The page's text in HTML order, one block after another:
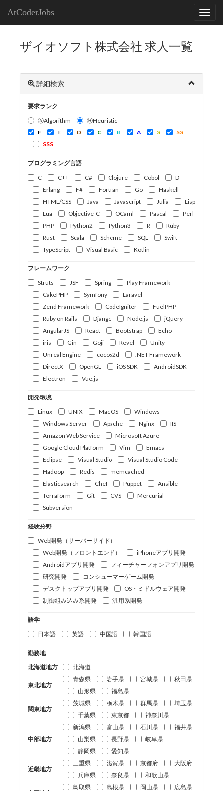
AtCoderJobs
ザイオソフト株式会社 求人一覧
詳細検索
要求ランク
ⒶAlgorithm
ⒽHeuristic
F
E D C B A S
SS
SSS
プログラミング言語
C
C++ C# Clojure Cobol
D
Erlang
F# Fortran Go
Haskell
HTML/CSS
Java Javascript Julia
Lisp
Lua
Objective-C OCaml Pascal
Perl
PHP
Python2 Python3 R
Ruby
Rust
Scala Scheme SQL
Swift
TypeScript
Visual Basic Kotlin
フレームワーク
Struts
JSF Spring
Play Framework
CakePHP
Symfony
Laravel
Zend Framework
CodeIgniter
FuelPHP
Ruby on Rails
Django Node.js
jQuery
AngularJS
React Bootstrap
Echo
iris
Gin Goji Revel
Unity
Unreal Engine
cocos2d
.NET Framework
DirectX
OpenGL iOS SDK
AndroidSDK
Electron
Vue.js
開発環境
Linux
UNIX Mac OS
Windows
Windows Server
Apache Nginx
IIS
Amazon Web Service
Microsoft Azure
Google Cloud Platform
Vim
Emacs
Eclipse
Visual Studio
Visual Studio Code
Hadoop
Redis
memcached
Elasticsearch
Chef Puppet
Ansible
Terraform
Git CVS
Mercurial
Subversion
経験分野
Web開発（サーバーサイド）
Web開発（フロントエンド）
iPhoneアプリ開発
Androidアプリ開発
フィーチャーフォンアプリ開発
研究開発
コンシューマーゲーム開発
デスクトップアプリ開発
OS・ミドルウェア開発
制御組み込み系開発
汎用系開発
語学
日本語
英語 中国語 韓国語
勤務地
北海道地方
北海道
東北地方
青森県 岩手県 宮城県
秋田県
山形県
福島県
関東地方
茨城県 栃木県 群馬県
埼玉県
千葉県
東京都 神奈川県
中部地方
新潟県 富山県 石川県
福井県
山梨県
長野県
岐阜県
静岡県
愛知県
近畿地方
三重県 滋賀県 京都府
大阪府
兵庫県
奈良県 和歌山県
鳥取県 島根県 岡山県
広島県